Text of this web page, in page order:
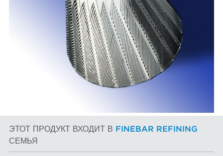
ЭТОТ ПРОДУКТ ВХОДИТ В FINEBAR REFINING
СЕМЬЯ